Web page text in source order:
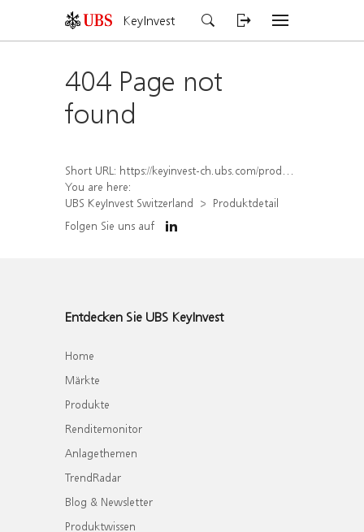
KeyInvest
404 Page not
found
Short URL: https://keyinvest-ch.ubs.com/produkt/detail/index/isin/CH1579769576
You are here:
UBS KeyInvest Switzerland
Produktdetail
Folgen Sie uns auf
Entdecken Sie UBS KeyInvest
Home
Märkte
Produkte
Renditemonitor
Anlagethemen
TrendRadar
Blog & Newsletter
Produktwissen